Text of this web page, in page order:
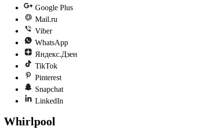
Google Plus
Mail.ru
Viber
WhatsApp
Яндекс.Дзен
TikTok
Pinterest
Snapchat
LinkedIn
Whirlpool